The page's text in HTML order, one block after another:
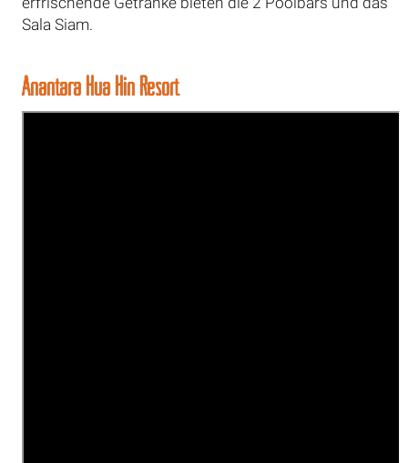
Sala Siam.
Anantara Hua Hin Resort